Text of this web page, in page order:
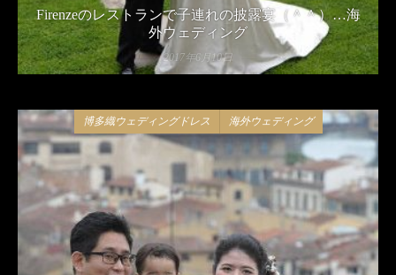
Firenzeのレストランで子連れの披露宴（＾＾）…海
外ウェディング
2017年6月10日
博多織ウェディングドレス 海外ウェディング